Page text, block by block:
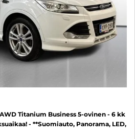
Titanium Business 5-ovinen - 6 kk
- **Suomiauto, Panorama, LED,